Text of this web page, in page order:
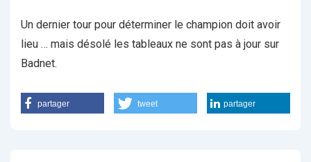
Un dernier tour pour déterminer le champion doit avoir
lieu … mais désolé les tableaux ne sont pas à jour sur
Badnet.
partager tweet partager